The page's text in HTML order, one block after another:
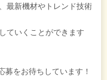
最新機材やトレンド技術
ていくことができます
募をお待ちしています！